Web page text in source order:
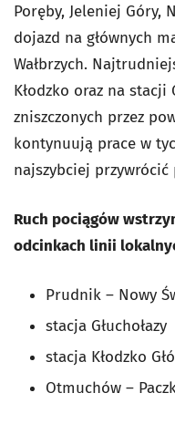
Poręby, Jeleniej Góry,
dojazd na głównych
Wałbrzych.
Kłodzko oraz na stacji
zniszczonych przez
kontynuują prace w
najszybciej przywrócić
Ruch pociągów
odcinkach linii
Prudnik – Nowy
stacja Głuchołazy
stacja Kłodzko
Otmuchów –